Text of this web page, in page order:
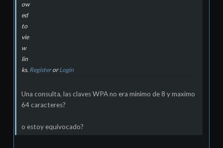
ow
ed
to
vie
w
lin
ks. RegisterorLogin
Una consulta, las claves WPA no era minimo de 8 y maximo
64 caracteres?
o estoy equivocado?